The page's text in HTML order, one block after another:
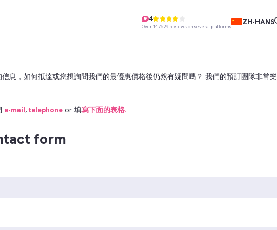
4
Over 147629 reviews on several platforms
ZH-HANS
息，如何抵達或您想詢問我們的最優惠價格後仍然有疑問嗎？ 我們的預訂團隊非常樂
e-mail,telephone or 填寫下面的表格.
form